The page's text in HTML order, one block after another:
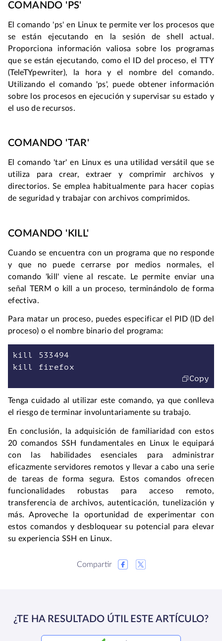
COMANDO 'PS'
El comando 'ps' en Linux te permite ver los procesos que
se están ejecutando en la sesión de shell actual.
Proporciona información valiosa sobre los programas
que se están ejecutando, como el ID del proceso, el TTY
(TeleTYpewriter), la hora y el nombre del comando.
Utilizando el comando 'ps', puede obtener información
sobre los procesos en ejecución y supervisar su estado y
el uso de recursos.
COMANDO 'TAR'
El comando 'tar' en Linux es una utilidad versátil que se
utiliza para crear, extraer y comprimir archivos y
directorios. Se emplea habitualmente para hacer copias
de seguridad y trabajar con archivos comprimidos.
COMANDO 'KILL'
Cuando se encuentra con un programa que no responde
y que no puede cerrarse por medios normales, el
comando 'kill' viene al rescate. Le permite enviar una
señal TERM o kill a un proceso, terminándolo de forma
efectiva.
Para matar un proceso, puedes especificar el PID (ID del
proceso) o el nombre binario del programa:
kill 533494
kill firefox
Copy
Tenga cuidado al utilizar este comando, ya que conlleva
el riesgo de terminar involuntariamente su trabajo.
En conclusión, la adquisición de familiaridad con estos
20 comandos SSH fundamentales en Linux le equipará
con las habilidades esenciales para administrar
eficazmente servidores remotos y llevar a cabo una serie
de tareas de forma segura. Estos comandos ofrecen
funcionalidades robustas para acceso remoto,
transferencia de archivos, autenticación, tunelización y
más. Aproveche la oportunidad de experimentar con
estos comandos y desbloquear su potencial para elevar
su experiencia SSH en Linux.
Compartir
¿TE HA RESULTADO ÚTIL ESTE ARTÍCULO?